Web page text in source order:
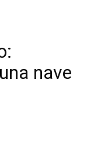
nave